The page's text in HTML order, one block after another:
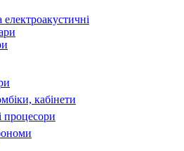
електроакустичні
кабінети
процесори